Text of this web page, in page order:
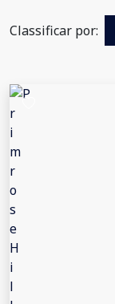
Classificar por: